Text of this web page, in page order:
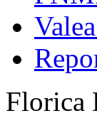
Florica